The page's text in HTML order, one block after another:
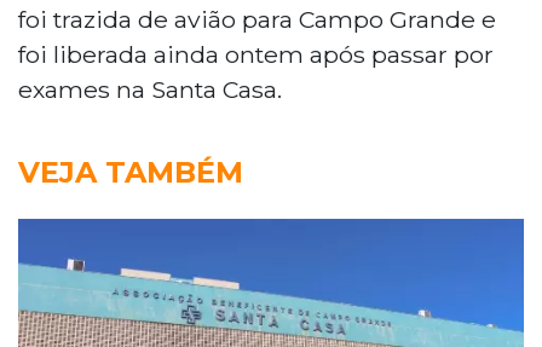
foi trazida de avião para Campo Grande e
foi liberada ainda ontem após passar por
exames na Santa Casa.
VEJA TAMBÉM